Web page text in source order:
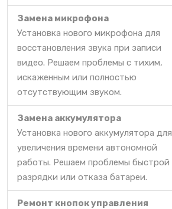
Замена микрофона
Установка нового микрофона для
восстановления звука при записи
видео. Решаем проблемы с тихим,
искаженным или полностью
отсутствующим звуком.
Замена аккумулятора
Установка нового аккумулятора для
увеличения времени автономной
работы. Решаем проблемы быстрой
разрядки или отказа батареи.
Ремонт кнопок управления